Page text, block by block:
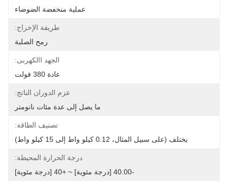
عملية منخفضة الضوضاء
طريقة الإخراج:
رمح الصلبة
الجهد االكهربى:
عادة 380 فولت
عزم الدوران الناتج:
ما يصل إلى عدة مئات نانومتر
تصنيف الطاقة:
يختلف (على سبيل المثال، 0.12 كيلو واط إلى 15 كيلو واط)
درجة الحرارة المحيطة:
-40.00 [درجة مئوية] ~ +40 [درجة مئوية]